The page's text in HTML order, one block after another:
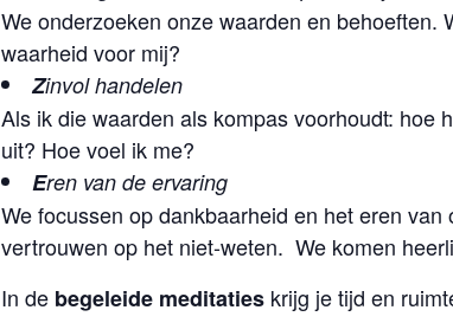
We onderzoeken onze waarden en
waarheid voor mij?
Zinvol handelen
Als ik die waarden als kompas voorhoudt:
uit? Hoe voel ik me?
Eren van de ervaring
We focussen op dankbaarheid en het eren
vertrouwen op het niet-weten. We komen
In de begeleide meditaties krijg je tijd en